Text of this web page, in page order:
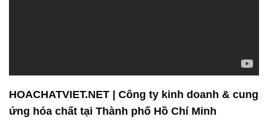
HOACHATVIET.NET | Công ty kinh doanh & cung
ứng hóa chất tại Thành phố Hồ Chí Minh